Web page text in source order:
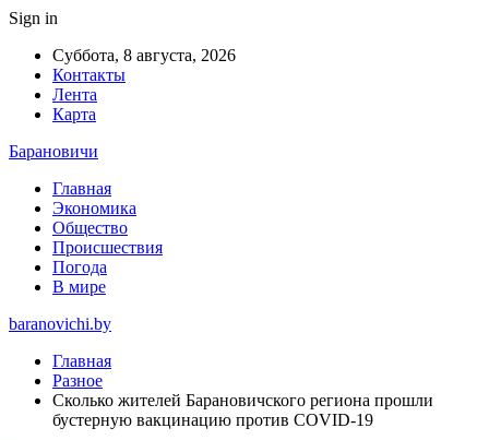
Sign in
Суббота, 8 августа, 2026
Контакты
Лента
Карта
Барановичи
Главная
Экономика
Общество
Происшествия
Погода
В мире
baranovichi.by
Главная
Разное
Сколько жителей Барановичского региона прошли
бустерную вакцинацию против COVID-19